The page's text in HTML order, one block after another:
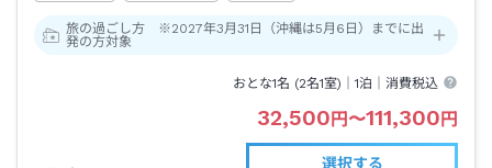
旅の過ごし方 ※2027年3月31日（沖縄は5月6日）までに出
発の方対象
おとな1名 (2名1室)｜1泊 ｜消費税込
32,500 円 〜111,300 円
選択する